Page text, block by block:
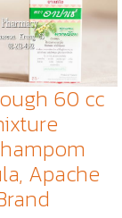
60 cc
Apache